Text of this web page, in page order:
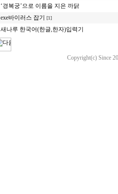
‘경복궁’으로 이름을 지은 까닭
exe바이러스 잡기 [1]
새나루 한국어(한글,한자)입력기
Copyright(c) Since